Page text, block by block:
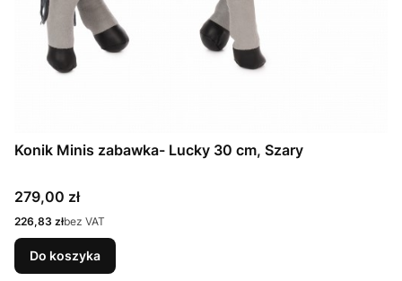
Konik Minis zabawka- Lucky 30 cm, Szary
Cena
279,00 zł
Cena
226,83 złbez VAT
Do koszyka